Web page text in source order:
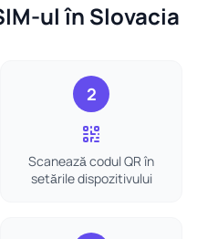
ul în Slovacia
2
Scanează codul QR în
setările dispozitivului